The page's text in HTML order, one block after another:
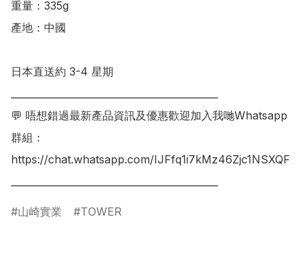
重量：335g
產地：中國
日本直送約 3-4 星期
💬 唔想錯過最新產品資訊及優惠歡迎加入我哋Whatsapp
群組：
https://chat.whatsapp.com/IJFfq1i7kMz46Zjc1NSXQF
山崎實業 TOWER